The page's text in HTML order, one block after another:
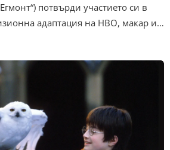
потвърди участието си в
адаптация на HBO, макар и…